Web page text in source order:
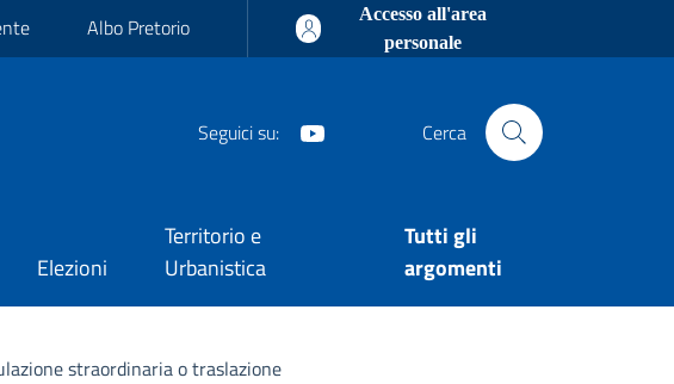
Albo Pretorio
Accesso all'area
personale
Seguici su: Cerca
Elezioni
Territorio e
Urbanistica
Tutti gli
argomenti
straordinaria o traslazione